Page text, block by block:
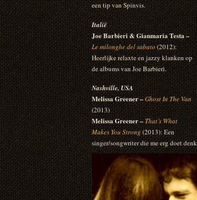
een tip van Spinvis.
Italië
Joe Barbieri & Gianmaria Testa –
Le milonghe del sabato(2012):
Heerlijke relaxte en jazzy klanken op
de albums van Joe Barbieri.
Nashville, USA
Melissa Greener –Ghost In The Van
(2013)
Melissa Greener –That’s What
Makes You Strong(2013): Een
singer/songwriter die me erg doet